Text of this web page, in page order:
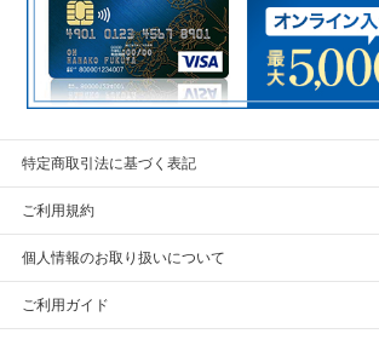
特定商取引法に基づく表記
ご利用規約
個人情報のお取り扱いについて
ご利用ガイド